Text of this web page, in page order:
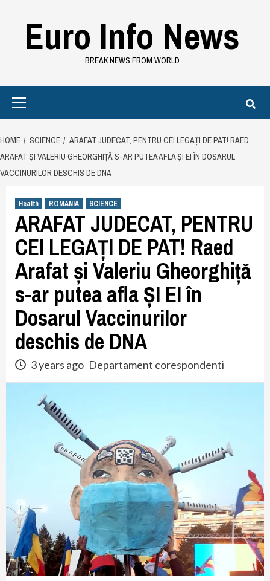
contentEuro Info News
BREAK NEWS FROM WORLD
HOME SCIENCE
ARAFAT JUDECAT, PENTRU CEI LEGAȚI DE PAT! RAED
ARAFAT ȘI VALERIU GHEORGHIȚĂ S-AR PUTEA AFLA ȘI EI ÎN DOSARUL
VACCINURILOR DESCHIS DE DNA
Health ROMANIA SCIENCE
ARAFAT JUDECAT, PENTRU
CEI LEGAȚI DE PAT! Raed
Arafat și Valeriu Gheorghiță
s-ar putea afla ȘI EI în
Dosarul Vaccinurilor
deschis de DNA
3 years ago Departament corespondenti